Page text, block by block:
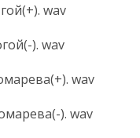
wav
). wav
wav
). wav